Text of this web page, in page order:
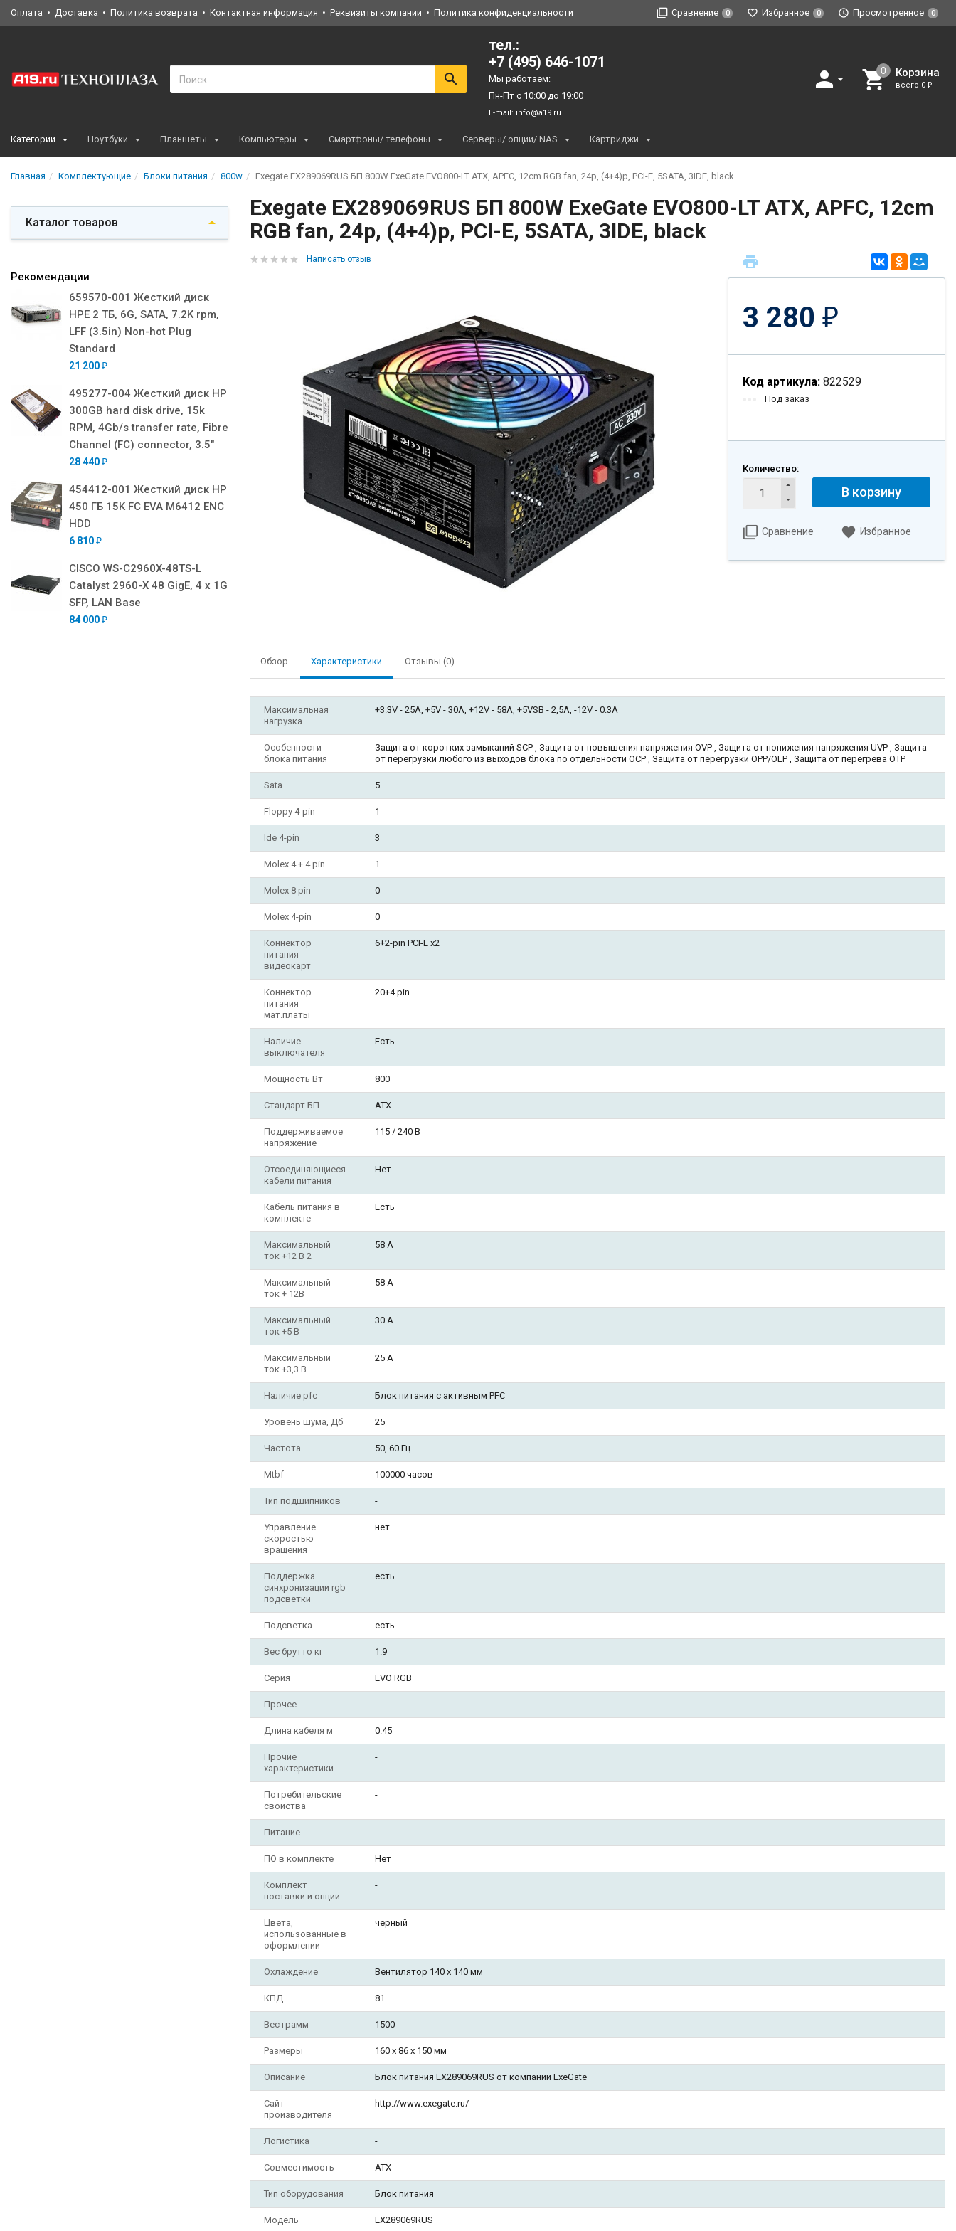
Оплата Доставка Политика возврата Контактная информация Реквизиты компании Политика конфиденциальности Сравнение 0 Избранное 0 Просмотренное 0
тел.:
+7 (495) 646-1071
Мы работаем:
Пн-Пт с 10:00 до 19:00
E-mail: info@a19.ru
Корзина
всего 0 ₽
Категории Ноутбуки Планшеты Компьютеры Смартфоны/ телефоны Серверы/ опции/ NAS Картриджи
Главная Комплектующие Блоки питания 800w Exegate EX289069RUS БП 800W ExeGate EVO800-LT ATX, APFC, 12cm RGB fan, 24p, (4+4)p, PCI-E, 5SATA, 3IDE, black
Каталог товаров
Рекомендации
659570-001 Жесткий диск
HPE 2 ТБ, 6G, SATA, 7.2K rpm,
LFF (3.5in) Non-hot Plug
Standard
21 200 ₽
495277-004 Жесткий диск HP
300GB hard disk drive, 15k
RPM, 4Gb/s transfer rate, Fibre
Channel (FC) connector, 3.5"
28 440 ₽
454412-001 Жесткий диск HP
450 ГБ 15K FC EVA M6412 ENC
HDD
6 810 ₽
CISCO WS-C2960X-48TS-L
Catalyst 2960-X 48 GigE, 4 x 1G
SFP, LAN Base
84 000 ₽
Exegate EX289069RUS БП 800W ExeGate EVO800-LT ATX, APFC, 12cm
RGB fan, 24p, (4+4)p, PCI-E, 5SATA, 3IDE, black
Написать отзыв
3 280 ₽
Код артикула: 822529
Под заказ
Количество:
В корзину
Сравнение Избранное
Обзор Характеристики Отзывы (0)
Максимальная
нагрузка
+3.3V - 25A, +5V - 30A, +12V - 58A, +5VSB - 2,5A, -12V - 0.3A
Особенности
блока питания
Защита от коротких замыканий SCP , Защита от повышения напряжения OVP , Защита от понижения напряжения UVP , Защита
от перегрузки любого из выходов блока по отдельности OCP , Защита от перегрузки OPP/OLP , Защита от перегрева OTP
Sata 5
Floppy 4-pin 1
Ide 4-pin 3
Molex 4 + 4 pin 1
Molex 8 pin 0
Molex 4-pin 0
Коннектор
питания
видеокарт
6+2-pin PCI-E x2
Коннектор
питания
мат.платы
20+4 pin
Наличие
выключателя
Есть
Мощность Вт 800
Стандарт БП ATX
Поддерживаемое
напряжение
115 / 240 В
Отсоединяющиеся
кабели питания
Нет
Кабель питания в
комплекте
Есть
Максимальный
ток +12 В 2
58 A
Максимальный
ток + 12В
58 А
Максимальный
ток +5 В
30 А
Максимальный
ток +3,3 В
25 А
Наличие pfc Блок питания с активным PFC
Уровень шума, Дб 25
Частота 50, 60 Гц
Mtbf 100000 часов
Тип подшипников -
Управление
скоростью
вращения
нет
Поддержка
синхронизации rgb
подсветки
есть
Подсветка есть
Вес брутто кг 1.9
Серия EVO RGB
Прочее -
Длина кабеля м 0.45
Прочие
характеристики
-
Потребительские
свойства
-
Питание -
ПО в комплекте Нет
Комплект
поставки и опции
-
Цвета,
использованные в
оформлении
черный
Охлаждение Вентилятор 140 x 140 мм
КПД 81
Вес грамм 1500
Размеры 160 x 86 x 150 мм
Описание Блок питания EX289069RUS от компании ExeGate
Сайт
производителя
http://www.exegate.ru/
Логистика -
Совместимость ATX
Тип оборудования Блок питания
Модель EX289069RUS